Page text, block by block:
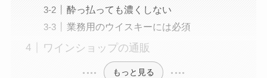
酔っ払っても濃くしない
業務用のウイスキーには必須
ワインショップの通販
もっと見る